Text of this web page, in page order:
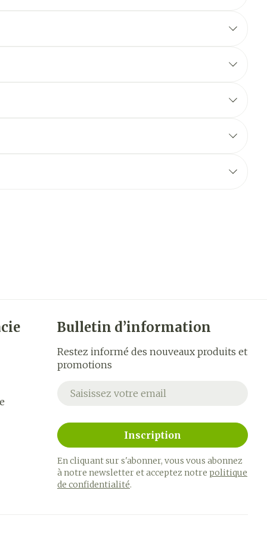
Bulletin d’information
Restez informé des nouveaux produits et
promotions
Adresse mail
Inscription
En cliquant sur s'abonner, vous vous abonnez
à notre newsletter et acceptez notrepolitique
de confidentialité.